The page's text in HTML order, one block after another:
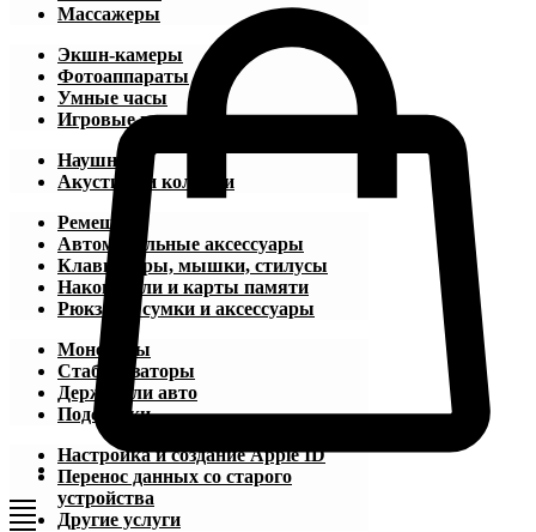
Массажеры
Экшн-камеры
Фотоаппараты
Умные часы
Игровые приставки
Наушники
Акустика и колонки
Ремешки
Автомобильные аксессуары
Клавиатуры, мышки, стилусы
Накопители и карты памяти
Рюкзаки, сумки и аксессуары
Моноподы
Стабилизаторы
Держатели авто
Подставки
Настройка и создание Apple ID
Перенос данных со старого
устройства
Другие услуги